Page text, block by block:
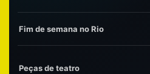
Fim de semana no Rio
Peças de teatro